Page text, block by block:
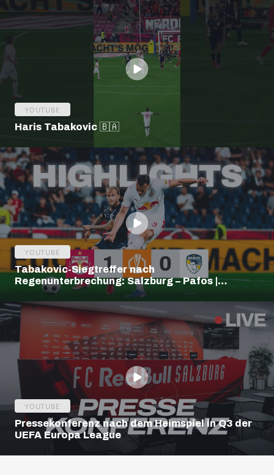
YOUTUBE
Haris Tabakovic 🇧🇦
YOUTUBE
Tabakovic-Siegtreffer nach
Regenunterbrechung: Salzburg – Pafos |
Highlights | Europa League Q3
YOUTUBE
Pressekonferenz nach dem Heimspiel in Q3 der
UEFA Europa League